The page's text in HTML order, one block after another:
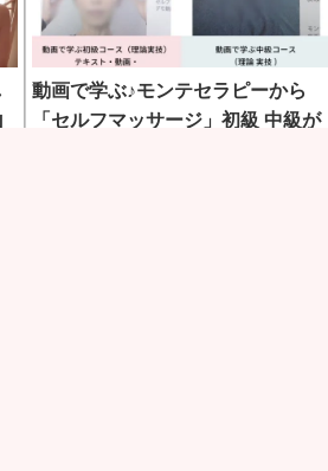
動画で学ぶ♪モンテセラピーから
「セルフマッサージ」初級 中級が